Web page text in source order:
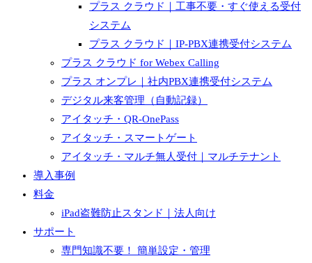
プラス クラウド｜工事不要・すぐ使える受付
システム
プラス クラウド｜IP-PBX連携受付システム
プラス クラウド for Webex Calling
プラス オンプレ｜社内PBX連携受付システム
デジタル来客管理（自動記録）
アイタッチ・QR-OnePass
アイタッチ・スマートゲート
アイタッチ・マルチ無人受付｜マルチテナント
導入事例
料金
iPad盗難防止スタンド｜法人向け
サポート
専門知識不要！ 簡単設定・管理